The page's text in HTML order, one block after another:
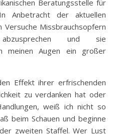
Beratungsstelle für
Anbetracht der aktuellen
Versuche Missbrauchsopfern
und sie
meinen Augen ein großer
Effekt ihrer erfrischenden
zu verdanken hat oder
weiß ich nicht so
beim Schauen und beginne
zweiten Staffel. Wer Lust